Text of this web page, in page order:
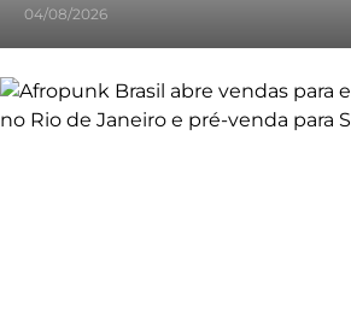
04/08/2026